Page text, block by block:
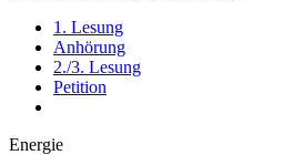
1. Lesung
Anhörung
2./3. Lesung
Petition
Energie